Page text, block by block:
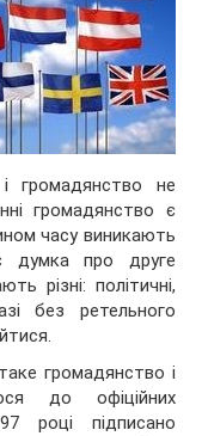
громадянство не
громадянство є
часу виникають
думка про друге
різні: політичні,
без ретельного
громадянство і
до офіційних
році підписано